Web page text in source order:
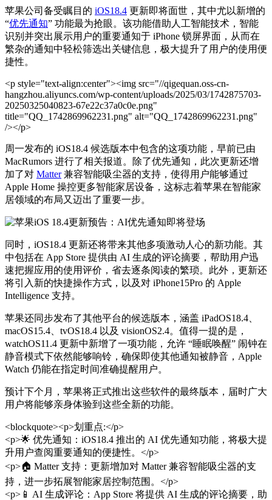
苹果公司备受瞩目的 iOS18.4 更新即将面世，其中尤以新增的
“优先通知” 功能最为抢眼。该功能借助人工智能技术，智能
识别并突出展示用户的重要通知于 iPhone 锁屏界面，从而在
繁杂的通知中轻松筛选出关键信息，极大提升了用户的使用便
捷性。
<p style="text-align:center"><img src="//qigequan.oss-cn-
hangzhou.aliyuncs.com/wp-content/uploads/2025/03/1742875703-
20250325040823-67e22c37a0c0e.png"
title="QQ_1742869962231.png" alt="QQ_1742869962231.png"
/></p>
周一发布的 iOS18.4 候选版本中包含的这项功能，早前已由
MacRumors 进行了相关报道。除了优先通知，此次更新还增
加了对 Matter兼容智能吸尘器的支持，使得用户能够通过
Apple Home 操控更多智能家居设备，这标志着苹果在智能家
居领域的布局又迈出了重要一步。
同时，iOS18.4 更新还将带来其他多项激动人心的新功能。其
中包括在 App Store 提供由 AI 生成的评论摘要，帮助用户迅
速把握应用的使用评价，省去逐条阅读的繁琐。此外，更新还
将引入新的快捷操作方式，以及对 iPhone15Pro 的 Apple
Intelligence 支持。
苹果还同步发布了其他平台的候选版本，涵盖 iPadOS18.4、
macOS15.4、tvOS18.4 以及 visionOS2.4。值得一提的是，
watchOS11.4 更新中新增了一项功能，允许 “睡眠唤醒” 闹钟在
静音模式下依然能够响铃，确保即使其他通知被静音，Apple
Watch 仍能在指定时间准确提醒用户。
预计下个月，苹果将正式推出这些软件的最终版本，届时广大
用户将能够亲身体验到这些全新的功能。
<blockquote><p>划重点:</p>
<p>🌟 优先通知：iOS18.4 推出的 AI 优先通知功能，将极大提
升用户查阅重要通知的便捷性。</p>
<p>🏠 Matter 支持：更新增加对 Matter 兼容智能吸尘器的支
持，进一步拓展智能家居控制范围。</p>
<p>📱 AI 生成评论：App Store 将提供 AI 生成的评论摘要，助